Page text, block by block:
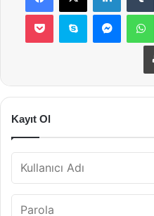
Pocket Skype
Kayıt Ol